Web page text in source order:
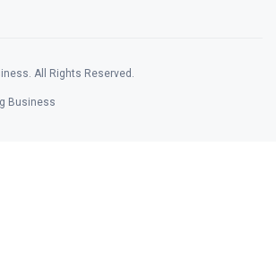
All Rights Reserved.
Business